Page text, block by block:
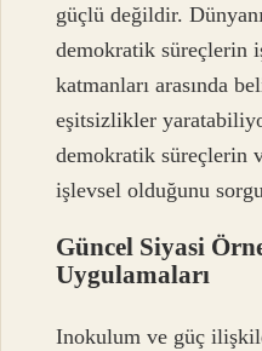
güçlü değildir.
demokratik süreçlerin
katmanları arasında
eşitsizlikler
demokratik süreçlerin
işlevsel olduğunu
Güncel Siyasi
Uygulamaları
Inokulum ve güç